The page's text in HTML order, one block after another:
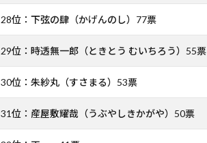
28位：下弦の肆（かげんのし）77票
29位：時透無一郎（ときとう むいちろう）55票
30位：朱紗丸（すさまる）53票
31位：産屋敷耀哉（うぶやしきかがや）50票